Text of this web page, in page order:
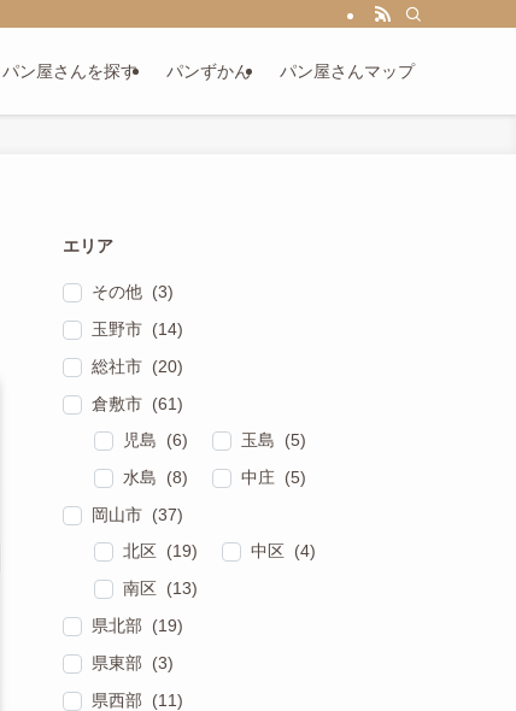
パン屋さんを探す パンずかん パン屋さんマップ
エリア
その他 (3)
玉野市 (14)
総社市 (20)
倉敷市 (61)
児島 (6)
玉島 (5)
水島 (8)
中庄 (5)
岡山市 (37)
北区 (19)
中区 (4)
南区 (13)
県北部 (19)
県東部 (3)
県西部 (11)